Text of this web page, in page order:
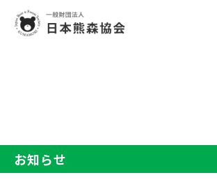
お知らせ